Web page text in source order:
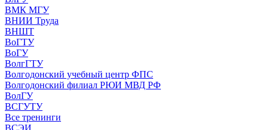
ВМК МГУ
ВНИИ Труда
ВНШТ
ВоГТУ
ВоГУ
ВолгГТУ
Волгодонский учебный центр ФПС
Волгодонский филиал РЮИ МВД РФ
ВолГУ
ВСГУТУ
Все тренинги
ВСЭИ